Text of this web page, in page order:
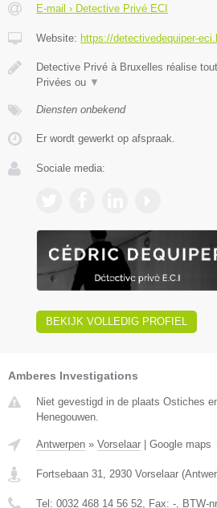
E-mail › Detective Privé ECI
Website: https://detectivedequiper-
Detective Privé à Bruxelles réalise
Privées ou ▼
Diensten onbekend
Er wordt gewerkt op afspraak.
Sociale media:
BEKIJK VOLLEDIG PROFIEL
Amberes Investigations
Niet gevestigd in de plaats Ostiches
Henegouwen.
Antwerpen » Vorselaar Google maps
Fortsebaan 31, 2930 Vorselaar (
Tel: 0032 468 14 56 52, Fax: -, BTW-